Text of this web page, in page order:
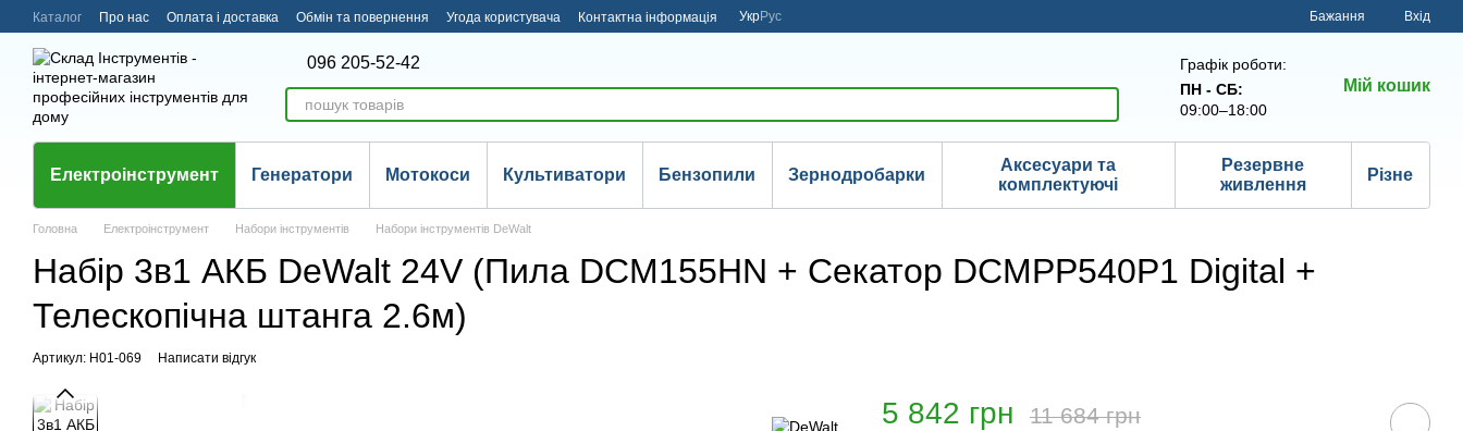
Перейти до основного контенту
Каталог Про нас Оплата і доставка Обмін та повернення Угода користувача Контактна інформація УкрРус Бажання Вхід
096 205-52-42
Графік роботи:
ПН - СБ:
09:00–18:00
Мій кошик
Електроінструмент Генератори Мотокоси Культиватори Бензопили Зернодробарки
Аксесуари та
комплектуючі
Резервне
живлення
Різне
Головна Електроінструмент Набори інструментів Набори інструментів DeWalt
Набір 3в1 АКБ DeWalt 24V (Пила DCM155HN + Секатор DCMPP540P1 Digital +
Телескопічна штанга 2.6м)
Артикул: Н01-069 Написати відгук
5 842 грн 11 684 грн